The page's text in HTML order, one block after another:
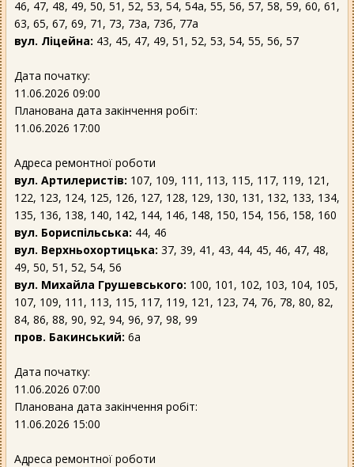
46, 47, 48, 49, 50, 51, 52, 53, 54, 54а, 55, 56, 57, 58, 59, 60, 61,
63, 65, 67, 69, 71, 73, 73а, 73б, 77а
вул. Ліцейна: 43, 45, 47, 49, 51, 52, 53, 54, 55, 56, 57
Дата початку:
11.06.2026 09:00
Планована дата закінчення робіт:
11.06.2026 17:00
Адреса ремонтної роботи
вул. Артилеристів: 107, 109, 111, 113, 115, 117, 119, 121,
122, 123, 124, 125, 126, 127, 128, 129, 130, 131, 132, 133, 134,
135, 136, 138, 140, 142, 144, 146, 148, 150, 154, 156, 158, 160
вул. Бориспільська: 44, 46
вул. Верхньохортицька: 37, 39, 41, 43, 44, 45, 46, 47, 48,
49, 50, 51, 52, 54, 56
вул. Михайла Грушевського: 100, 101, 102, 103, 104, 105,
107, 109, 111, 113, 115, 117, 119, 121, 123, 74, 76, 78, 80, 82,
84, 86, 88, 90, 92, 94, 96, 97, 98, 99
пров. Бакинський: 6а
Дата початку:
11.06.2026 07:00
Планована дата закінчення робіт:
11.06.2026 15:00
Адреса ремонтної роботи